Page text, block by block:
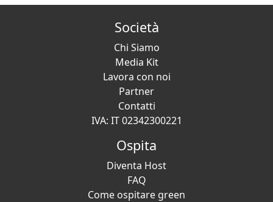
Società
Chi Siamo
Media Kit
Lavora con noi
Partner
Contatti
IVA: IT 02342300221
Ospita
Diventa Host
FAQ
Come ospitare green